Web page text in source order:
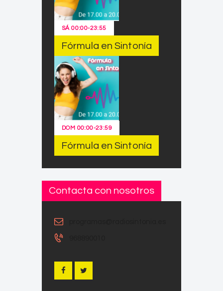
SÁ00:00-23:55
Fórmula en Sintonía
DOM 00:00-23:59
Fórmula en Sintonía
Contacta con nosotros